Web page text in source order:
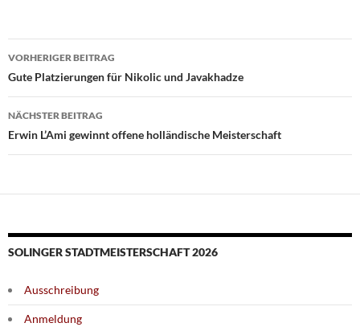
Beitragsnavigation
VORHERIGER BEITRAG
Gute Platzierungen für Nikolic und Javakhadze
NÄCHSTER BEITRAG
Erwin L’Ami gewinnt offene holländische Meisterschaft
SOLINGER STADTMEISTERSCHAFT 2026
Ausschreibung
Anmeldung